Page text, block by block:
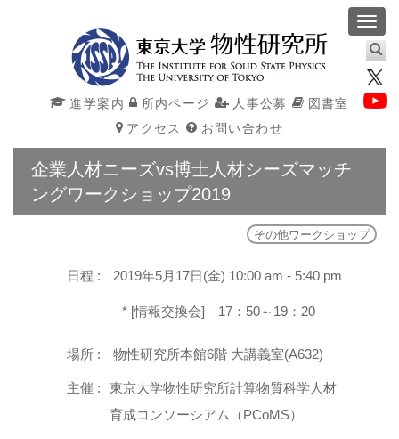
進学案内 所内ページ 人事公募
図書室
アクセス
お問い合わせ
企業人材ニーズvs博士人材シーズマッチ
ングワークショップ2019
その他ワークショップ
日程 : 2019年5月17日(金) 10:00 am - 5:40 pm
* [情報交換会] 17：50～19：20
場所 : 物性研究所本館6階 大講義室(A632)
主催 :
東京大学物性研究所計算物質科学人材
育成コンソーシアム（PCoMS）